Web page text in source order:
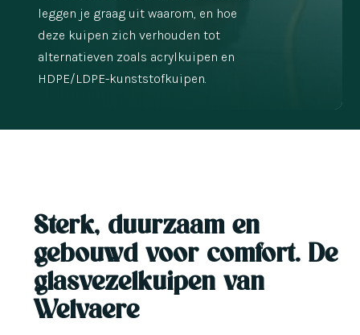
leggen je graag uit waarom, en hoe
deze kuipen zich verhouden tot
alternatieven zoals acrylkuipen en
HDPE/LDPE-kunststofkuipen.
Sterk, duurzaam en
gebouwd voor comfort. De
glasvezelkuipen van
Welvaere